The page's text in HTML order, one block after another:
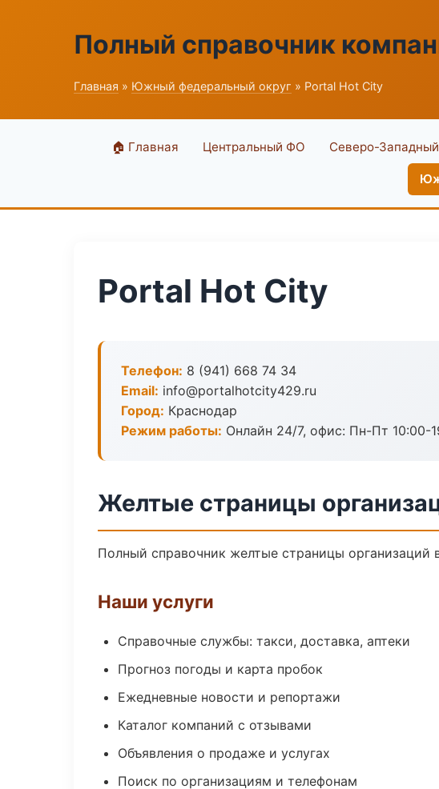
Полный справочник
Главная » Южный федеральный округ » Portal Hot City
🏠 Главная Центральный ФО Северо-
Portal Hot City
Телефон: 8 (941) 668 74 34
Email: info@portalhotcity429.ru
Город: Краснодар
Режим работы: Онлайн 24/7, офис: Пн-Пт 10:00-
Желтые страницы
Полный справочник желтые страницы организаций
Наши услуги
Справочные службы: такси, доставка, аптеки
Прогноз погоды и карта пробок
Ежедневные новости и репортажи
Каталог компаний с отзывами
Объявления о продаже и услугах
Поиск по организациям и телефонам